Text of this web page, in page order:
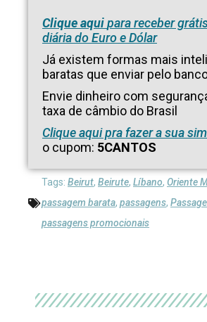
Clique aquipara receber
diária do Euro e Dólar
Já existem formas mais
baratas que enviar pelo
Envie dinheiro com
taxa de câmbio do Brasil
Clique aqui pra fazer a sua
o cupom: 5CANTOS
Tags: Beirut, Beirute, Líbano, Oriente
passagem barata, passagens,
passagens promocionais